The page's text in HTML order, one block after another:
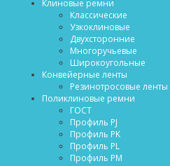
Клиновые ремни
Классические
Узкоклиновые
Двухсторонние
Многоручьевые
Широкоугольные
Конвейерные ленты
Резинотросовые ленты
Поликлиновые ремни
ГОСТ
Профиль PJ
Профиль PK
Профиль PL
Профиль PM